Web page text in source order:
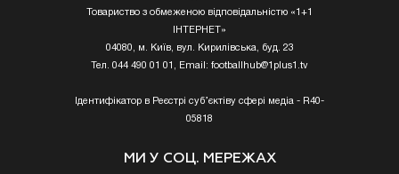
Товариство з обмеженою відповідальністю «1+1
ІНТЕРНЕТ»
04080, м. Київ, вул. Кирилівська, буд. 23
Тел. 044 490 01 01, Email: footballhub@1plus1.tv
Ідентифікатор в Реєстрі суб’єктіву сфері медіа - R40-
05818
МИ У СОЦ. МЕРЕЖАХ